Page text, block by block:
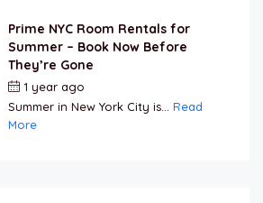
Prime NYC Room Rentals for
Summer – Book Now Before
They’re Gone
1 year ago
Summer in New York City is... Read
More